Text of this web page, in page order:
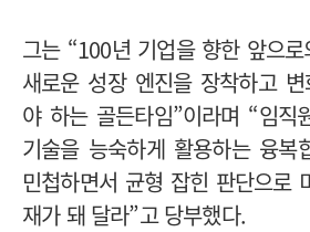
그는 “100년 기업을 향한 앞으
새로운 성장 엔진을 장착하고
야 하는 골든타임”이라며 “임직
기술을 능숙하게 활용하는 융복
민첩하면서 균형 잡힌 판단으로
재가 돼 달라”고 당부했다.